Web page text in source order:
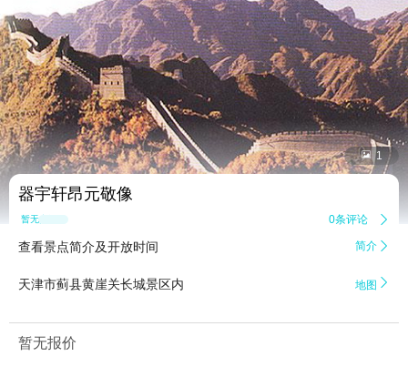
 1
器宇轩昂元敬像
暂无点评 0条评论 
查看景点简介及开放时间 简介 
天津市蓟县黄崖关长城景区内 地图 
暂无报价
